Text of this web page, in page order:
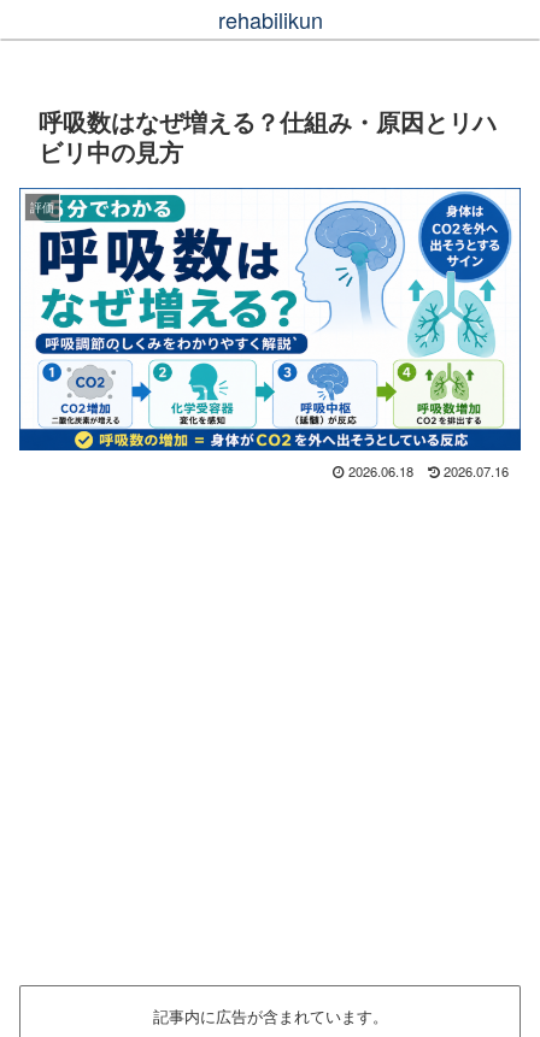
rehabilikun
呼吸数はなぜ増える？仕組み・原因とリハ
ビリ中の見方
評価
2026.06.18 2026.07.16
記事内に広告が含まれています。